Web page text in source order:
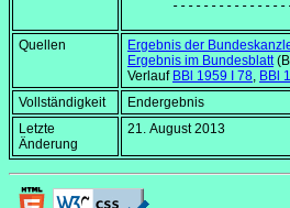
Quellen
Ergebnis der
Ergebnis im Bundesblatt
Verlauf BBl 1959 I 78, BBl
Vollständigkeit
Endergebnis
Letzte
Änderung
21. August 2013